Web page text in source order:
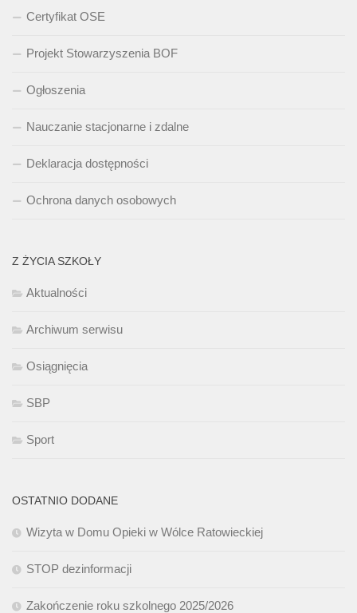
Certyfikat OSE
Projekt Stowarzyszenia BOF
Ogłoszenia
Nauczanie stacjonarne i zdalne
Deklaracja dostępności
Ochrona danych osobowych
Z ŻYCIA SZKOŁY
Aktualności
Archiwum serwisu
Osiągnięcia
SBP
Sport
OSTATNIO DODANE
Wizyta w Domu Opieki w Wólce Ratowieckiej
STOP dezinformacji
Zakończenie roku szkolnego 2025/2026